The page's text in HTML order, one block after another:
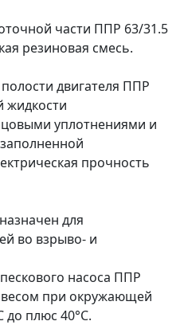
части ППР 63/31.5
резиновая смесь.
двигателя ППР
жидкости
уплотнениями и
прочность
для
во взрыво- и
насоса ППР
при окружающей
до плюс 40°C.